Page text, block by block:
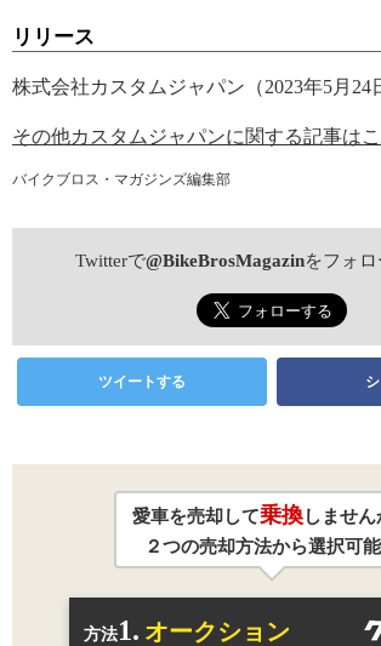
リリース
株式会社カスタムジャパン（2023年5月24
その他カスタムジャパンに関する記事は
バイクブロス・マガジンズ編集部
Twitterで@BikeBrosMagazinをフォロ
ツイートする
愛車を売却して乗換しません
２つの売却方法から選択可能
方法1. オークション